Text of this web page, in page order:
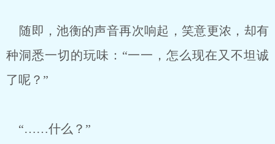
随即，池衡的声音再次响起，笑意更浓，却有
种洞悉一切的玩味：“一一，怎么现在又不坦诚
了呢？”
“……什么？”